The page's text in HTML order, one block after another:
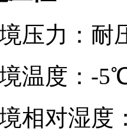
压力：耐
温度： -
相对湿度